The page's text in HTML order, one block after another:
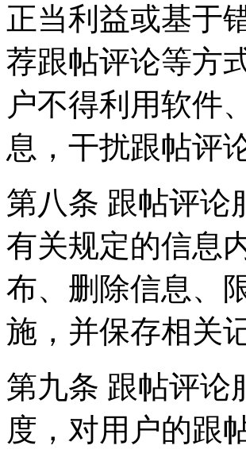
正当利益或基于
荐跟帖评论等方
户不得利用软件
息，干扰跟帖评
第八条 跟帖评论
有关规定的信息
布、删除信息、
施，并保存相关
第九条 跟帖评论
度，对用户的跟